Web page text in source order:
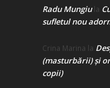
Radu Mungiula
sufletul nou
Crina Marina la
(masturbării) şi
copii)